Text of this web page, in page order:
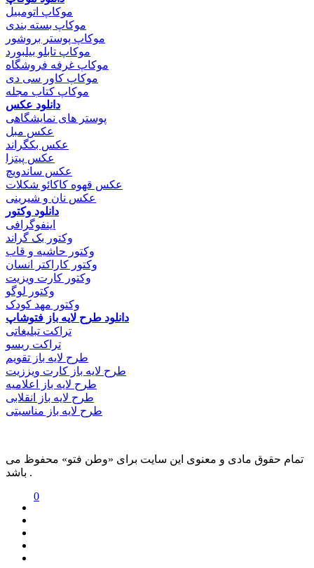
موکاپ اتومبیل
موکاپ بسته بندی
موکاپ پوستر بروشور
موکاپ تابلو بیلبورد
موکاپ غرفه فروشگاه
موکاپ کاور سی دی
موکاپ کتاب مجله
دانلود عکس
پوستر های نمایشگاهی
عکس مبل
عکس بکگراند
عکس پیتزا
عکس ساندویچ
عکس قهوه کاکائو شکلات
عکس نان و شیرینی
دانلود وکتور
اینفوگرافی
وکتور بک گراند
وکتور حاشیه و قاب
وکتور کاراکتر انسان
وکتور کارت ویزیت
وکتور لوگو
وکتور مهد کودک
دانلود طرح لایه باز فتوشاپ
تراکت تبلیغاتی
تراکت ریسو
طرح لایه باز تقویم
طرح لایه باز کارت ویززیت
طرح لایه باز اعلامیه
طرح لایه باز انقلابی
طرح لایه باز مناسبتی
تمام حقوق مادی و معنوی این سایت برای «وطن فتو» محفوظ می
باشد .
0